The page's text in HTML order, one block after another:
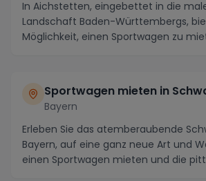
In Aichstetten, eingebettet in die
Landschaft Baden-Württembergs,
Möglichkeit, einen Sportwagen zu
Sportwagen mieten in
Bayern
Erleben Sie das atemberaubende
Bayern, auf eine ganz neue Art und
einen Sportwagen mieten und die